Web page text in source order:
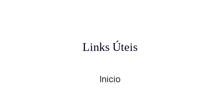
Links Úteis
Inicio